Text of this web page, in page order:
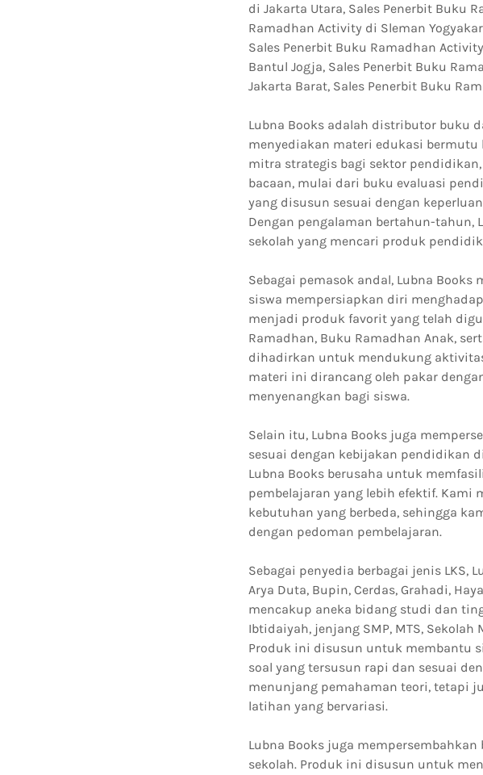
di Jakarta Utara, Sales Penerbit Buku
Ramadhan Activity di Sleman
Sales Penerbit Buku Ramadhan
Bantul Jogja, Sales Penerbit Buku
Jakarta Barat, Sales Penerbit Buku
Lubna Books adalah distributor buku
menyediakan materi edukasi
mitra strategis bagi sektor
bacaan, mulai dari buku evaluasi
yang disusun sesuai dengan
Dengan pengalaman bertahun-tahun,
sekolah yang mencari produk
Sebagai pemasok andal, Lubna
siswa mempersiapkan diri
menjadi produk favorit yang telah
Ramadhan, Buku Ramadhan Anak,
dihadirkan untuk mendukung
materi ini dirancang oleh pakar
menyenangkan bagi siswa.
Selain itu, Lubna Books juga
sesuai dengan kebijakan pendidikan
Lubna Books berusaha untuk
pembelajaran yang lebih efektif.
kebutuhan yang berbeda, sehingga
dengan pedoman pembelajaran.
Sebagai penyedia berbagai jenis LKS,
Arya Duta, Bupin, Cerdas, Grahadi,
mencakup aneka bidang studi dan
Ibtidaiyah, jenjang SMP, MTS,
Produk ini disusun untuk membantu
soal yang tersusun rapi dan sesuai
menunjang pemahaman teori, tetapi
latihan yang bervariasi.
Lubna Books juga
sekolah. Produk ini disusun untuk